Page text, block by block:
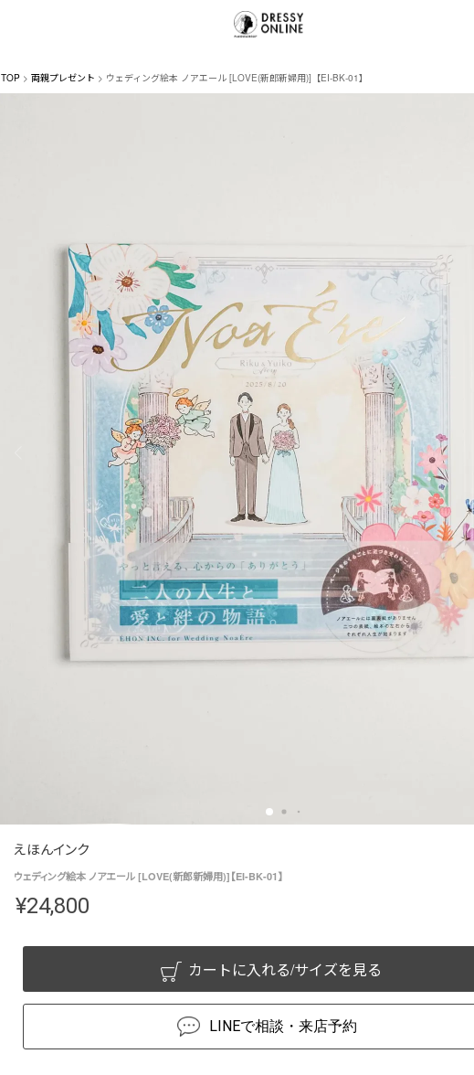
TOP 両親プレゼント ウェディング絵本 ノアエール [LOVE(新郎新婦用)]【EI-BK-01】
えほんインク
ウェディング絵本 ノアエール [LOVE(新郎新婦用)]【EI-BK-01】
¥24,800
カートに入れる/サイズを見る
LINEで相談・来店予約